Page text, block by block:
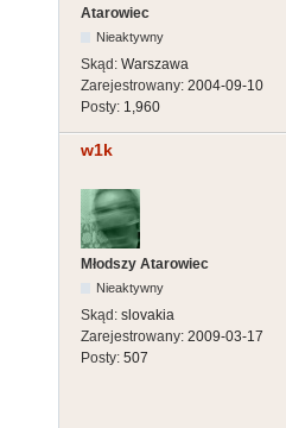
Atarowiec
Nieaktywny
Skąd: Warszawa
Zarejestrowany: 2004-09-10
Posty: 1,960
w1k
Młodszy Atarowiec
Nieaktywny
Skąd: slovakia
Zarejestrowany: 2009-03-17
Posty: 507